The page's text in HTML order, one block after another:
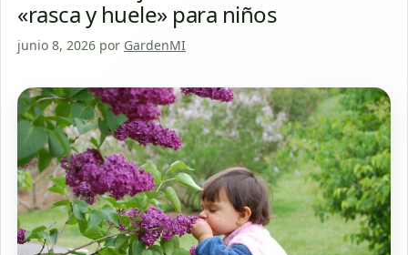
«rasca y huele» para niños
junio 8, 2026 por GardenMI